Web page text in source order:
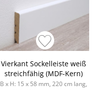
Vierkant Sockelleiste weiß
streichfähig (MDF-Kern)
B x H: 15 x 58 mm, 220 cm lang,